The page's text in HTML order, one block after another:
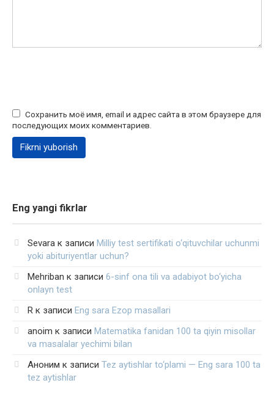
Сохранить моё имя, email и адрес сайта в этом браузере для
последующих моих комментариев.
Eng yangi fikrlar
Sevara к записи Milliy test sertifikati o‘qituvchilar uchunmi
yoki abituriyentlar uchun?
Mehriban к записи 6-sinf ona tili va adabiyot bo‘yicha
onlayn test
R к записи Eng sara Ezop masallari
anoim к записи Matematika fanidan 100 ta qiyin misollar
va masalalar yechimi bilan
Аноним к записи Tez aytishlar to‘plami — Eng sara 100 ta
tez aytishlar